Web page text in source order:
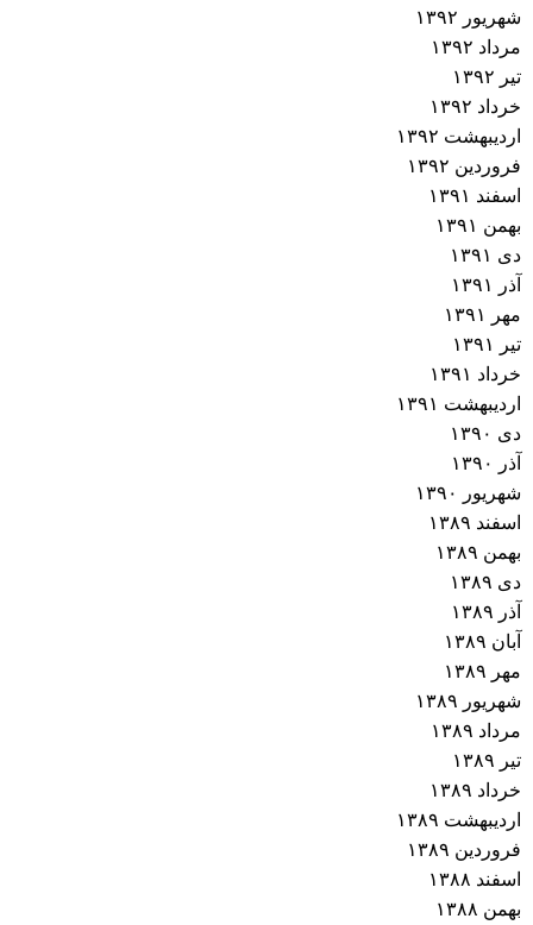
شهریور ۱۳۹۲
مرداد ۱۳۹۲
تیر ۱۳۹۲
خرداد ۱۳۹۲
اردیبهشت ۱۳۹۲
فروردین ۱۳۹۲
اسفند ۱۳۹۱
بهمن ۱۳۹۱
دی ۱۳۹۱
آذر ۱۳۹۱
مهر ۱۳۹۱
تیر ۱۳۹۱
خرداد ۱۳۹۱
اردیبهشت ۱۳۹۱
دی ۱۳۹۰
آذر ۱۳۹۰
شهریور ۱۳۹۰
اسفند ۱۳۸۹
بهمن ۱۳۸۹
دی ۱۳۸۹
آذر ۱۳۸۹
آبان ۱۳۸۹
مهر ۱۳۸۹
شهریور ۱۳۸۹
مرداد ۱۳۸۹
تیر ۱۳۸۹
خرداد ۱۳۸۹
اردیبهشت ۱۳۸۹
فروردین ۱۳۸۹
اسفند ۱۳۸۸
بهمن ۱۳۸۸